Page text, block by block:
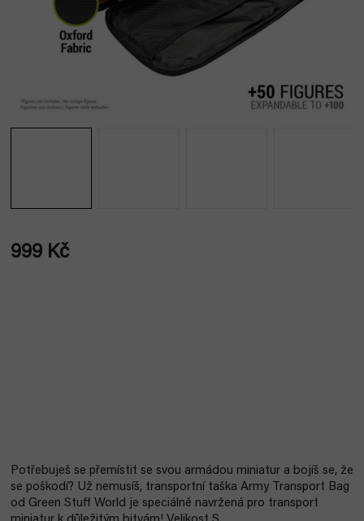
999 Kč
Potřebuješ se přemístit se svou armádou miniatur a bojíš se, že
se poškodí? Už nemusíš, transportní taška Army Transport Bag
od Green Stuff World je speciálně navržená pro transport